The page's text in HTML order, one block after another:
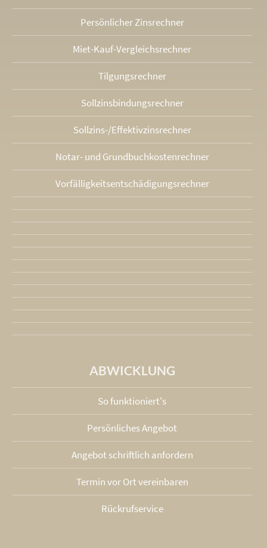
Persönlicher Zinsrechner
Miet-Kauf-Vergleichsrechner
Tilgungsrechner
Sollzinsbindungs­rechner
Sollzins-/Effektivzins­rechner
Notar- und Grundbuchkosten­rechner
Vorfälligkeits­entschädigungs­rechner
ABWICKLUNG
So funktioniert's
Persönliches Angebot
Angebot schriftlich anfordern
Termin vor Ort vereinbaren
Rückrufservice